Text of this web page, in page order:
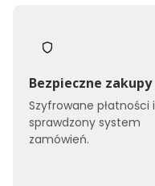
Bezpieczne zakupy
Szyfrowane płatności i
sprawdzony system
zamówień.